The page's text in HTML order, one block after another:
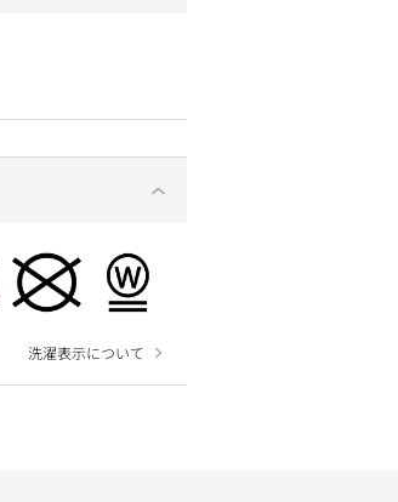
洗濯表示について